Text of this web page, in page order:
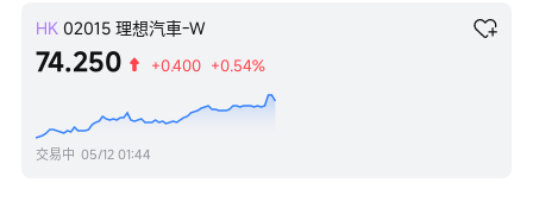
HK 02015 理想汽車-W
74.250 +0.400 +0.54%
交易中 05/12 01:44